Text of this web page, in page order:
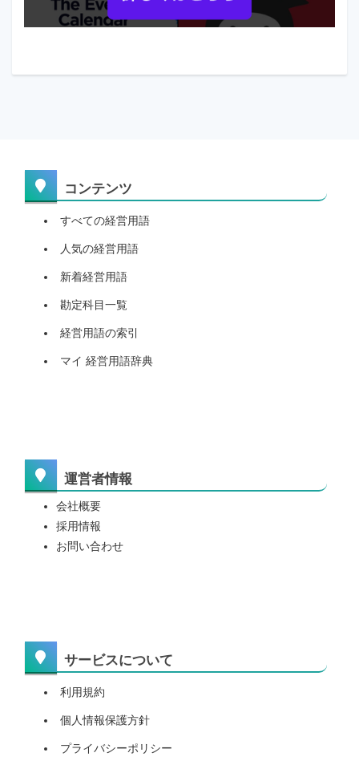
コンテンツ
すべての経営用語
人気の経営用語
新着経営用語
勘定科目一覧
経営用語の索引
マイ 経営用語辞典
運営者情報
会社概要
採用情報
お問い合わせ
サービスについて
利用規約
個人情報保護方針
プライバシーポリシー